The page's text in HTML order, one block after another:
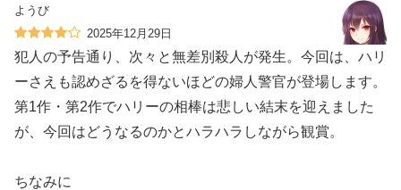
ようび
2025年12月29日
犯人の予告通り、次々と無差別殺人が発生。今回は、ハリ
ーさえも認めざるを得ないほどの婦人警官が登場します。
第1作・第2作でハリーの相棒は悲しい結末を迎えました
が、今回はどうなるのかとハラハラしながら観賞。
ちなみに